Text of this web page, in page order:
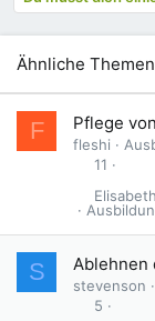
Ähnliche Themen
F Pflege
fleshi
11
S Ablehnen
stevenson
5